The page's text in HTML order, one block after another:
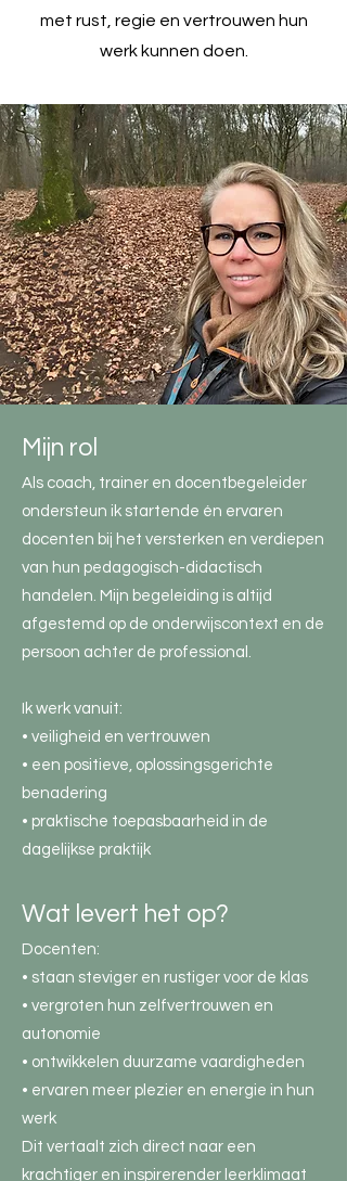
met rust, regie en vertrouwen hun
werk kunnen doen.
Mijn rol
Als coach, trainer en docentbegeleider
ondersteun ik startende én ervaren
docenten bij het versterken en verdiepen
van hun pedagogisch-didactisch
handelen. Mijn begeleiding is altijd
afgestemd op de onderwijscontext en de
persoon achter de professional.
Ik werk vanuit:
• veiligheid en vertrouwen
• een positieve, oplossingsgerichte
benadering
• praktische toepasbaarheid in de
dagelijkse praktijk
Wat levert het op?
Docenten:
• staan steviger en rustiger voor de klas
• vergroten hun zelfvertrouwen en
autonomie
• ontwikkelen duurzame vaardigheden
• ervaren meer plezier en energie in hun
werk
Dit vertaalt zich direct naar een
krachtiger en inspirerender leerklimaat